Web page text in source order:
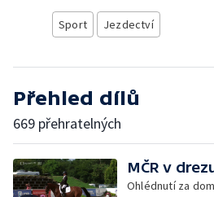
Sport Jezdectví
Přehled dílů
669 přehratelných
MČR v
Ohlédnutí za